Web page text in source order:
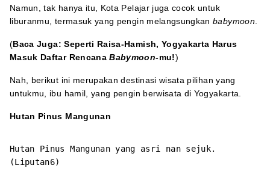
Namun, tak hanya itu, Kota Pelajar juga cocok untuk
liburanmu, termasuk yang pengin melangsungkanbabymoon.
(Baca Juga:Seperti Raisa-Hamish, Yogyakarta Harus
Masuk Daftar RencanaBabymoon-mu!)
Nah, berikut ini merupakan destinasi wisata pilihan yang
untukmu, ibu hamil, yang pengin berwisata di Yogyakarta.
Hutan Pinus Mangunan
Hutan Pinus Mangunan yang asri nan sejuk.
(Liputan6)